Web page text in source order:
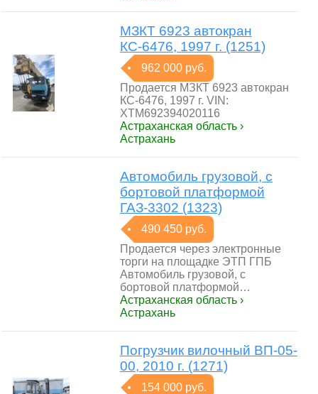
МЗКТ 6923 автокран
КС-6476, 1997 г. (1251)
962 000 руб.
Продается МЗКТ 6923 автокран
КС-6476, 1997 г. VIN:
XTM692394020116
Астраханская область ›
Астрахань
Автомобиль грузовой, с
бортовой платформой
ГАЗ-3302 (1323)
490 450 руб.
Продается через электронные
торги на площадке ЭТП ГПБ
Автомобиль грузовой, с
бортовой платформой…
Астраханская область ›
Астрахань
Погрузчик вилочный ВП-05-
00, 2010 г. (1271)
154 000 руб.